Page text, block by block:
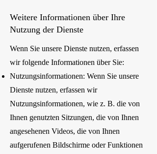
Weitere Informationen über Ihre
Nutzung der Dienste
Wenn Sie unsere Dienste nutzen, erfassen
wir folgende Informationen über Sie:
Nutzungsinformationen: Wenn Sie unsere
Dienste nutzen, erfassen wir
Nutzungsinformationen, wie z. B. die von
Ihnen genutzten Sitzungen, die von Ihnen
angesehenen Videos, die von Ihnen
aufgerufenen Bildschirme oder Funktionen